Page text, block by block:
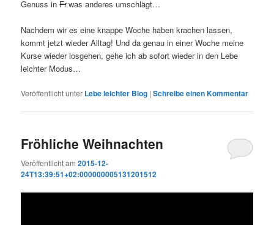
Genuss inFr.was anderes umschlägt…
Nachdem wir es eine knappe Woche haben krachen lassen,
kommt jetzt wieder Alltag! Und da genau in einer Woche meine
Kurse wieder losgehen, gehe ich ab sofort wieder in den Lebe
leichter Modus…
Veröffentlicht unter Lebe leichter Blog |Schreibe einen Kommentar
Fröhliche Weihnachten
Veröffentlicht am2015-12-
24T13:39:51+02:000000005131201512